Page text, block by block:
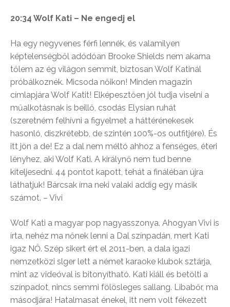
20:34 Wolf Kati – Ne engedj el
Ha egy negyvenes férfi lennék, és valamilyen
képtelenségből adódóan Brooke Shields nem akarna
tőlem az ég világon semmit, biztosan Wolf Katinál
próbálkoznék. Micsoda nőikon! Minden magazin
címlapjára Wolf Katit! Elképesztően jól tudja viselni a
műalkotásnak is beillő, csodás Elysian ruhát
(szeretném felhívni a figyelmet a háttérénekesek
hasonló, diszkrétebb, de szintén 100%-os outfitjére). És
itt jön a de! Ez a dal nem méltó ahhoz a fenséges, éteri
lényhez, aki Wolf Kati. A királynő nem tud benne
kiteljesedni. 44 pontot kapott, tehát a fináléban újra
láthatjuk! Bárcsak írna neki valaki addig egy másik
számot. – Vivi
Wolf Kati a magyar pop nagyasszonya. Ahogyan Vivi is
írta, nehéz ma nőnek lenni a Dal színpadán, mert Kati
igaz NŐ. Szép sikert ért el 2011-ben, a dala igazi
nemzetközi slger lett a német karaoke klubok sztárja,
mint az videóval is bitonyítható. Kati kiáll és betölti a
színpadot, nincs semmi fölösleges sallang. Libabőr, ma
másodjára! Hatalmasat énekel, itt nem volt fékezett